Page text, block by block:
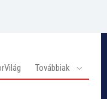
Továbbiak